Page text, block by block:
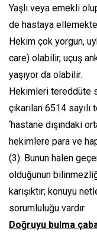
Yaşlı veya emekli
de hastaya
Hekim çok yorgun,
care) olabilir, uçuş
yaşıyor da olabilir.
Hekimleri tereddüte
çıkarılan 6514
‘hastane dışındaki
hekimlere para ve
(3). Bunun halen
olduğunun
karışıktır; konuyu
sorumluluğu vardır.
Doğruyu bulma